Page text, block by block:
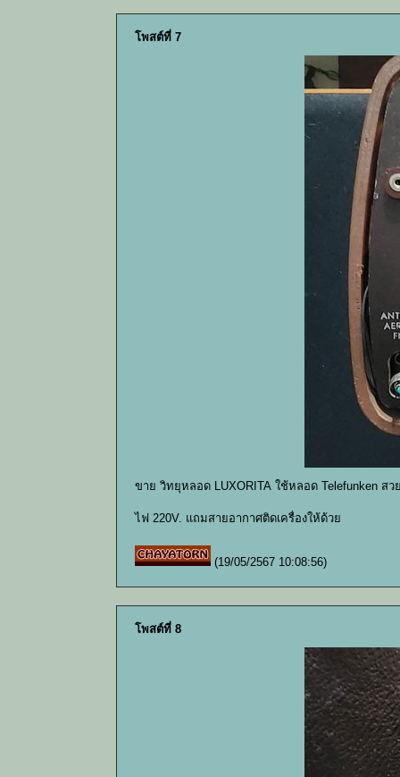
โพสต์ที่ 7
ขาย วิทยุหลอด LUXORITA ใช้หลอด Telefunken ส
ไฟ 220V. แถมสายอากาศติดเครื่องให้ด้วย
(19/05/2567 10:08:56)
โพสต์ที่ 8